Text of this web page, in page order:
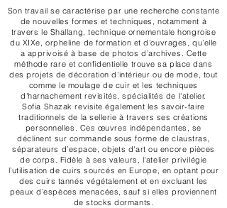
Son travail se caractérise par une recherche constante
de nouvelles formes et techniques, notamment à
travers le Shallang, technique ornementale hongroise
du XIXe, orpheline de formation et d’ouvrages, qu’elle
a apprivoisé à base de photos d’archives. Cette
méthode rare et confidentielle trouve sa place dans
des projets de décoration d'intérieur ou de mode, tout
comme le moulage de cuir et les techniques
d'harnachement revisités, spécialités de l'atelier.
Sofia Shazak revisite également les savoir-faire
traditionnels de la sellerie à travers ses créations
personnelles. Ces œuvres indépendantes, se
déclinent sur commande sous forme de claustras,
séparateurs d’espace, objets d'art ou encore pièces
de corps. Fidèle à ses valeurs, l'atelier privilégie
l’utilisation de cuirs sourcés en Europe, en optant pour
des cuirs tannés végétalement et en excluant les
peaux d’espèces menacées, sauf si elles proviennent
de stocks dormants.